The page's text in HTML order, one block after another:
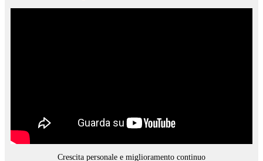
Crescita personale e miglioramento continuo